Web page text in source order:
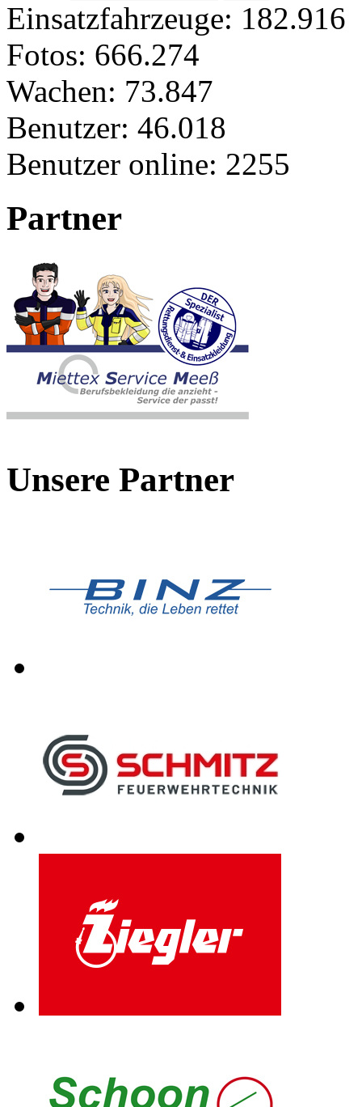
Einsatzfahrzeuge: 182.916
Fotos: 666.274
Wachen: 73.847
Benutzer: 46.018
Benutzer online: 2255
Partner
Unsere Partner